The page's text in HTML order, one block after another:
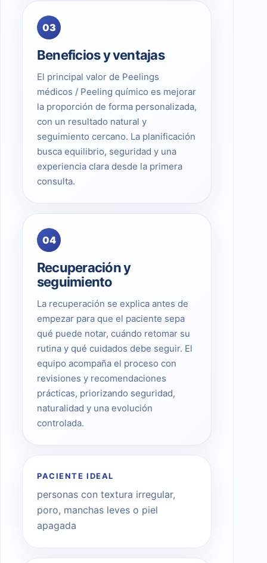
03
Beneficios y ventajas
El principal valor de Peelings
médicos / Peeling químico es mejorar
la proporción de forma personalizada,
con un resultado natural y
seguimiento cercano. La planificación
busca equilibrio, seguridad y una
experiencia clara desde la primera
consulta.
04
Recuperación y
seguimiento
La recuperación se explica antes de
empezar para que el paciente sepa
qué puede notar, cuándo retomar su
rutina y qué cuidados debe seguir. El
equipo acompaña el proceso con
revisiones y recomendaciones
prácticas, priorizando seguridad,
naturalidad y una evolución
controlada.
PACIENTE IDEAL
personas con textura irregular,
poro, manchas leves o piel
apagada